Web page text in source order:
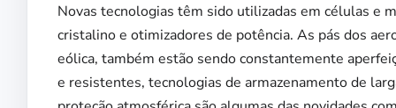
Novas tecnologias têm sido utilizadas em células e
cristalino e otimizadores de potência. As pás dos
eólica, também estão sendo constantemente
e resistentes, tecnologias de armazenamento de